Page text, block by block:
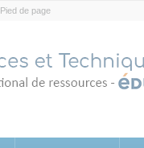
Pied de page